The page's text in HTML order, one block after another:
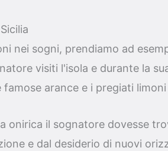
nei sogni, prendiamo ad
visiti l'isola e durante la
arance e i pregiati limoni
onirica il sognatore dovesse
e dal desiderio di nuovi